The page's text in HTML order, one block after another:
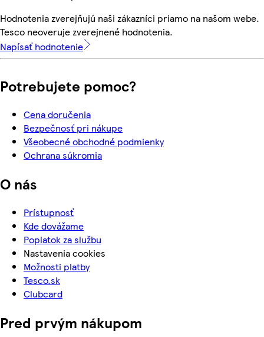
Hodnotenia zverejňujú naši zákazníci priamo na našom webe.
Tesco neoveruje zverejnené hodnotenia.
Napísať hodnotenie
Potrebujete pomoc?
Cena doručenia
Bezpečnosť pri nákupe
Všeobecné obchodné podmienky
Ochrana súkromia
O nás
Prístupnosť
Kde dovážame
Poplatok za službu
Nastavenia cookies
Možnosti platby
Tesco.sk
Clubcard
Pred prvým nákupom